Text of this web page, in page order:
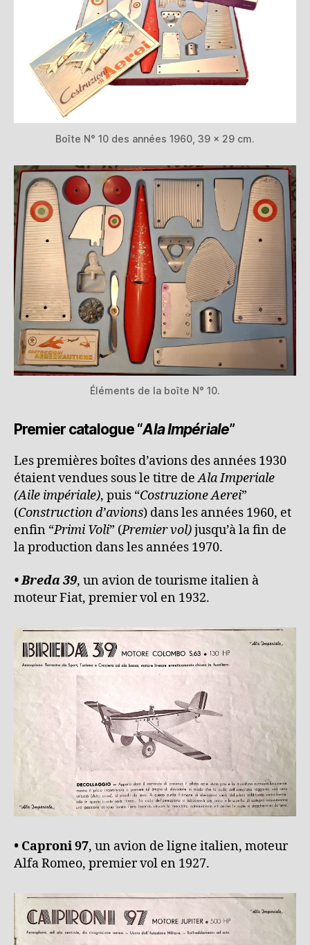
Boîte N° 10 des années 1960, 39 x 29 cm.
Éléments de la boîte N° 10.
Premier catalogue “Ala Impériale”
Les premières boîtes d’avions des années 1930
étaient vendues sous le titre deAla Imperiale
(Aile impériale), puis “Costruzione Aerei”
(Construction d’avions) dans les années 1960, et
enfin “Primi Voli” (Premier vol)jusqu’à la fin de
la production dans les années 1970.
• Breda 39, un avion de tourisme italien à
moteur Fiat, premier vol en 1932.
• Caproni 97, un avion de ligne italien, moteur
Alfa Romeo, premier vol en 1927.